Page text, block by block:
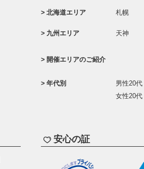
北海道エリア 札幌
九州エリア 天神
開催エリアのご紹介
年代別 男性20代
女性20代
安心の証